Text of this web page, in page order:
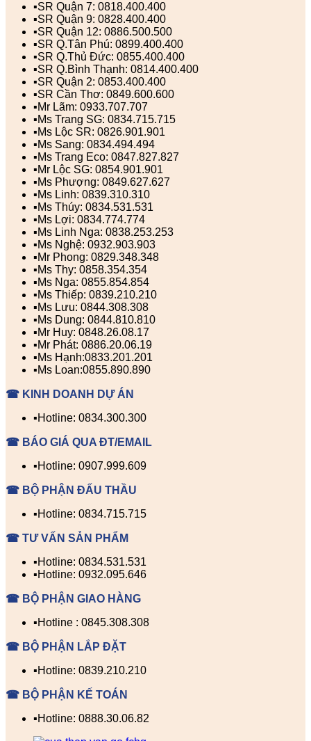
▪️SR Quận 7: 0818.400.400
▪️SR Quận 9: 0828.400.400
▪️SR Quận 12: 0886.500.500
▪️SR Q.Tân Phú: 0899.400.400
▪️SR Q.Thủ Đức: 0855.400.400
▪️SR Q.Bình Thạnh: 0814.400.400
▪️SR Quận 2: 0853.400.400
▪️SR Cần Thơ: 0849.600.600
▪️Mr Lãm: 0933.707.707
▪️Ms Trang SG: 0834.715.715
▪️Ms Lộc SR: 0826.901.901
▪️Ms Sang: 0834.494.494
▪️Ms Trang Eco: 0847.827.827
▪️Mr Lộc SG: 0854.901.901
▪️Ms Phượng: 0849.627.627
▪️Ms Linh: 0839.310.310
▪️Ms Thúy: 0834.531.531
▪️Ms Lợi: 0834.774.774
▪️Ms Linh Nga: 0838.253.253
▪️Ms Nghệ: 0932.903.903
▪️Mr Phong: 0829.348.348
▪️Ms Thy: 0858.354.354
▪️Ms Nga: 0855.854.854
▪️Ms Thiếp: 0839.210.210
▪️Ms Lưu: 0844.308.308
▪️Ms Dung: 0844.810.810
▪️Mr Huy: 0848.26.08.17
▪️Mr Phát: 0886.20.06.19
▪️Ms Hạnh:0833.201.201
▪️Ms Loan:0855.890.890
☎ KINH DOANH DỰ ÁN
▪️Hotline: 0834.300.300
☎ BÁO GIÁ QUA ĐT/EMAIL
▪️Hotline: 0907.999.609
☎ BỘ PHẬN ĐẤU THẦU
▪️Hotline: 0834.715.715
☎ TƯ VẤN SẢN PHẨM
▪️Hotline: 0834.531.531
▪️Hotline: 0932.095.646
☎ BỘ PHẬN GIAO HÀNG
▪️Hotline : 0845.308.308
☎ BỘ PHẬN LẮP ĐẶT
▪️Hotline: 0839.210.210
☎ BỘ PHẬN KẾ TOÁN
▪️Hotline: 0888.30.06.82